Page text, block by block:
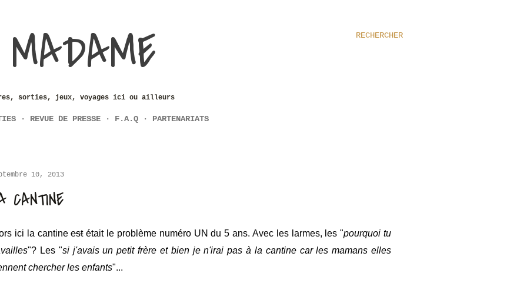
RECHERCHER
sorties, jeux, voyages ici ou ailleurs
REVUE DE PRESSE F.A.Q PARTENARIATS
10, 2013
CANTINE
ici la cantineestétait le problème numéro UN du 5 ans. Avec les larmes, les "pourquoi tu
"? Les "si j'avais un petit frère et bien je n'irai pas à la cantine car les mamans elles
chercher les enfants"...